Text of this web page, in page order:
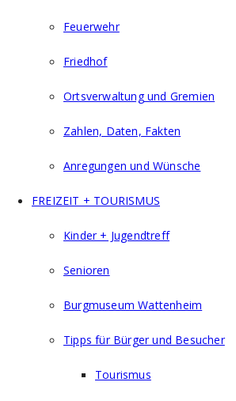
Feuerwehr
Friedhof
Ortsverwaltung und Gremien
Zahlen, Daten, Fakten
Anregungen und Wünsche
FREIZEIT + TOURISMUS
Kinder + Jugendtreff
Senioren
Burgmuseum Wattenheim
Tipps für Bürger und Besucher
Tourismus